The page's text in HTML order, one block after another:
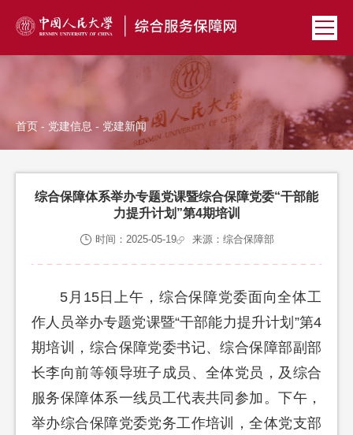
首页 - 党建信息 - 党建新闻
综合保障体系举办专题党课暨综合保障党委“干部能
力提升计划”第4期培训
时间：2025-05-19 来源：综合保障部
5月15日上午，综合保障党委面向全体工
作人员举办专题党课暨“干部能力提升计划”第4
期培训，综合保障党委书记、综合保障部副部
长李向前等领导班子成员、全体党员，及综合
服务保障体系一线员工代表共同参加。下午，
举办综合保障党委党务工作培训，全体党支部